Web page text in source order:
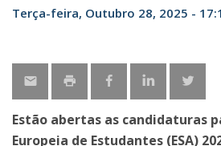
Terça-feira, Outubro 28, 2025 -
Estão abertas as candidaturas
Europeia de Estudantes (ESA)